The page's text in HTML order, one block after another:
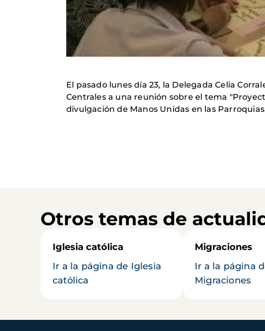
El pasado lunes día 23, la Delegada Celia
Centrales a una reunión sobre el tema
divulgación de Manos Unidas en las
Otros temas de
Iglesia católica
Ir a la página de Iglesia
católica
Migraciones
Ir a la página
Migraciones